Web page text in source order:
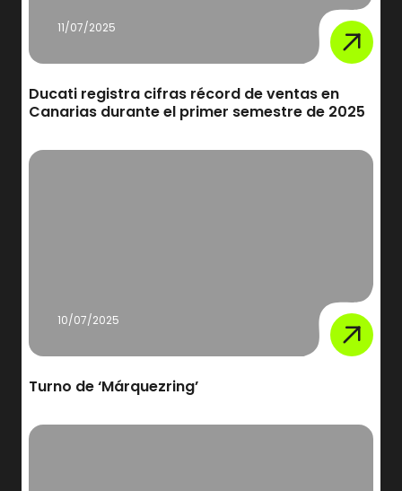
11/07/2025
Ducati registra cifras récord de ventas en
Canarias durante el primer semestre de 2025
10/07/2025
Turno de ‘Márquezring’